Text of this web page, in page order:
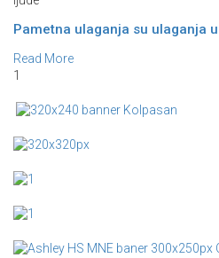
Pametna ulaganja su ulaganja
Read More
1